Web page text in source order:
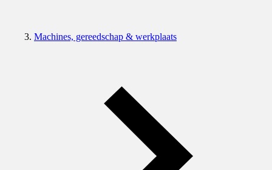
Machines, gereedschap & werkplaats